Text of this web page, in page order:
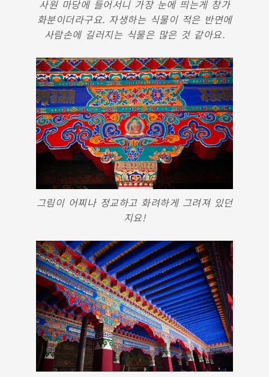
사원 마당에 들어서니 가장 눈에 띄는게 창가
화분이더라구요. 자생하는 식물이 적은 반면에
사람손에 길러지는 식물은 많은 것 같아요.
그림이 어찌나 정교하고 화려하게 그려져 있던
지요!